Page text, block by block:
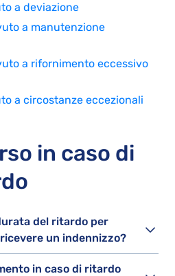
a deviazione
a manutenzione
a rifornimento eccessivo
a circostanze eccezionali
in caso di
del ritardo per
un indennizzo?
in caso di ritardo